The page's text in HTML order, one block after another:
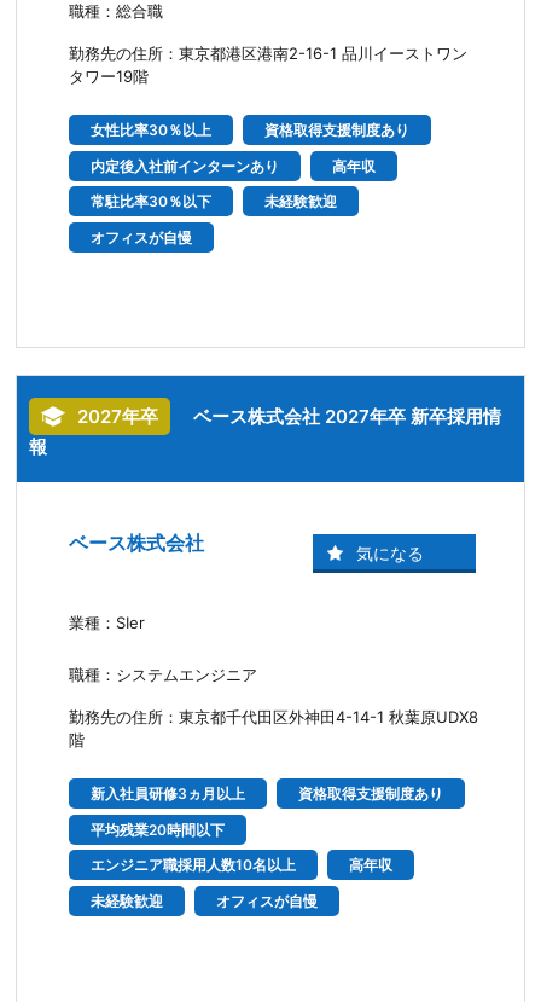
職種：総合職
勤務先の住所：東京都港区港南2-16-1 品川イーストワン
タワー19階
女性比率30％以上
資格取得支援制度あり
内定後入社前インターンあり
高年収
常駐比率30％以下
未経験歓迎
オフィスが自慢
2027年卒
ベース株式会社 2027年卒 新卒採用情
報
ベース株式会社
業種：SIer
職種：システムエンジニア
勤務先の住所：東京都千代田区外神田4-14-1 秋葉原UDX8
階
新入社員研修3ヵ月以上
資格取得支援制度あり
平均残業20時間以下
エンジニア職採用人数10名以上
高年収
未経験歓迎
オフィスが自慢